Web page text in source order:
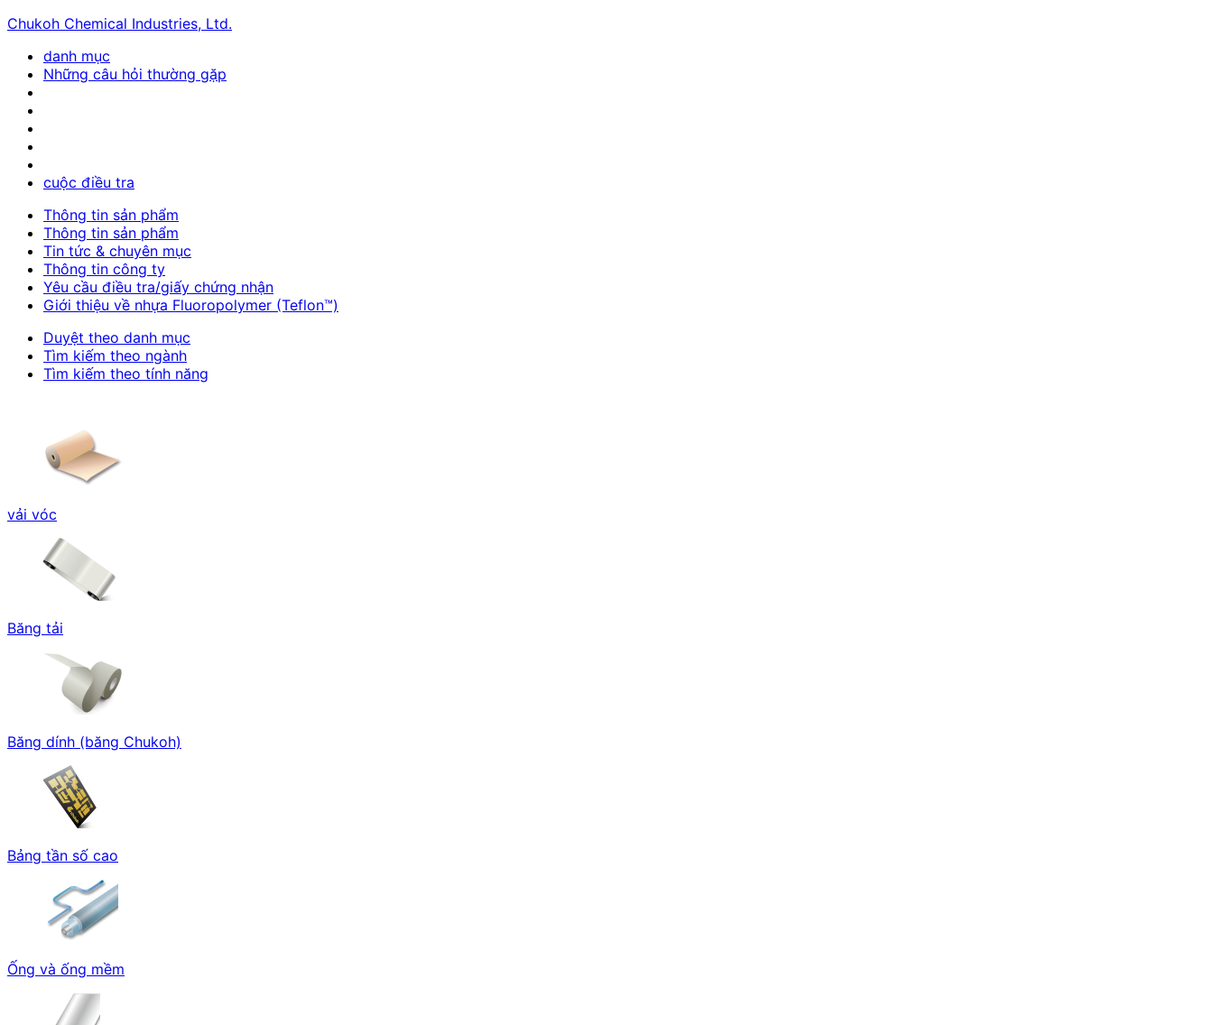
Chukoh Chemical Industries, Ltd.
danh mục
Những câu hỏi thường gặp
cuộc điều tra
Thông tin sản phẩm
Thông tin sản phẩm
Tin tức & chuyên mục
Thông tin công ty
Yêu cầu điều tra/giấy chứng nhận
Giới thiệu về nhựa Fluoropolymer (Teflon™)
Duyệt theo danh mục
Tìm kiếm theo ngành
Tìm kiếm theo tính năng
vải vóc
Băng tải
Băng dính (băng Chukoh)
Bảng tần số cao
Ống và ống mềm